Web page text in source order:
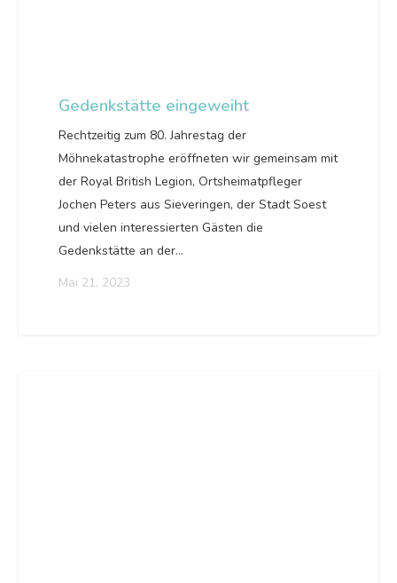
Gedenkstätte eingeweiht
Rechtzeitig zum 80. Jahrestag der
Möhnekatastrophe eröffneten wir gemeinsam mit
der Royal British Legion, Ortsheimatpfleger
Jochen Peters aus Sieveringen, der Stadt Soest
und vielen interessierten Gästen die
Gedenkstätte an der…
Mai 21, 2023